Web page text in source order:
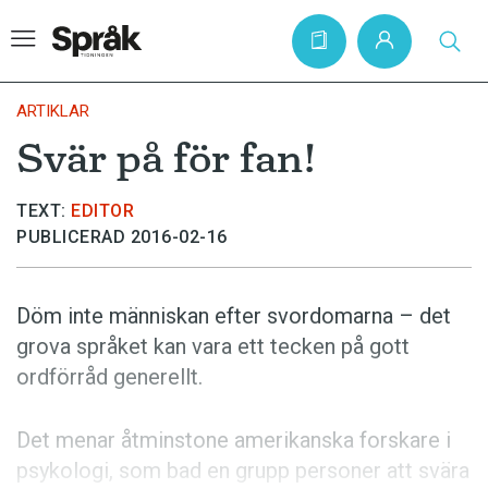
Hem
Artiklar
Skrivtips
Bokrecensioner
Podden
ARTIKLAR
Svär på för fan!
TEXT: EDITOR
PUBLICERAD 2016-02-16
Döm inte människan efter svordomarna – det
grova språket kan vara ett tecken på gott
ordförråd generellt.
Det menar åtminstone amerikanska forskare i
psykologi, som bad en grupp personer att svära